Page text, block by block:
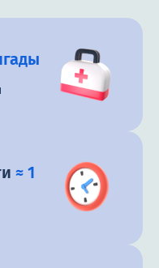
≈ 1